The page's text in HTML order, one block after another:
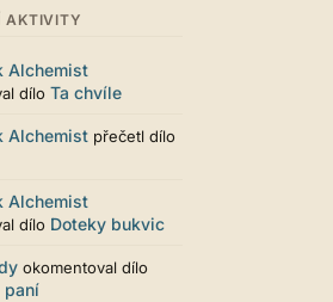
tmavá varianta nového
některých místech
prvky příliš velké
upravit místním
je styl dobře
11:53
29.07. 11:01
AKTIVITY
Alchemist
dílo Ta chvíle
Alchemist přečetl dílo
Alchemist
dílo Doteky bukvic
okomentoval dílo
paní